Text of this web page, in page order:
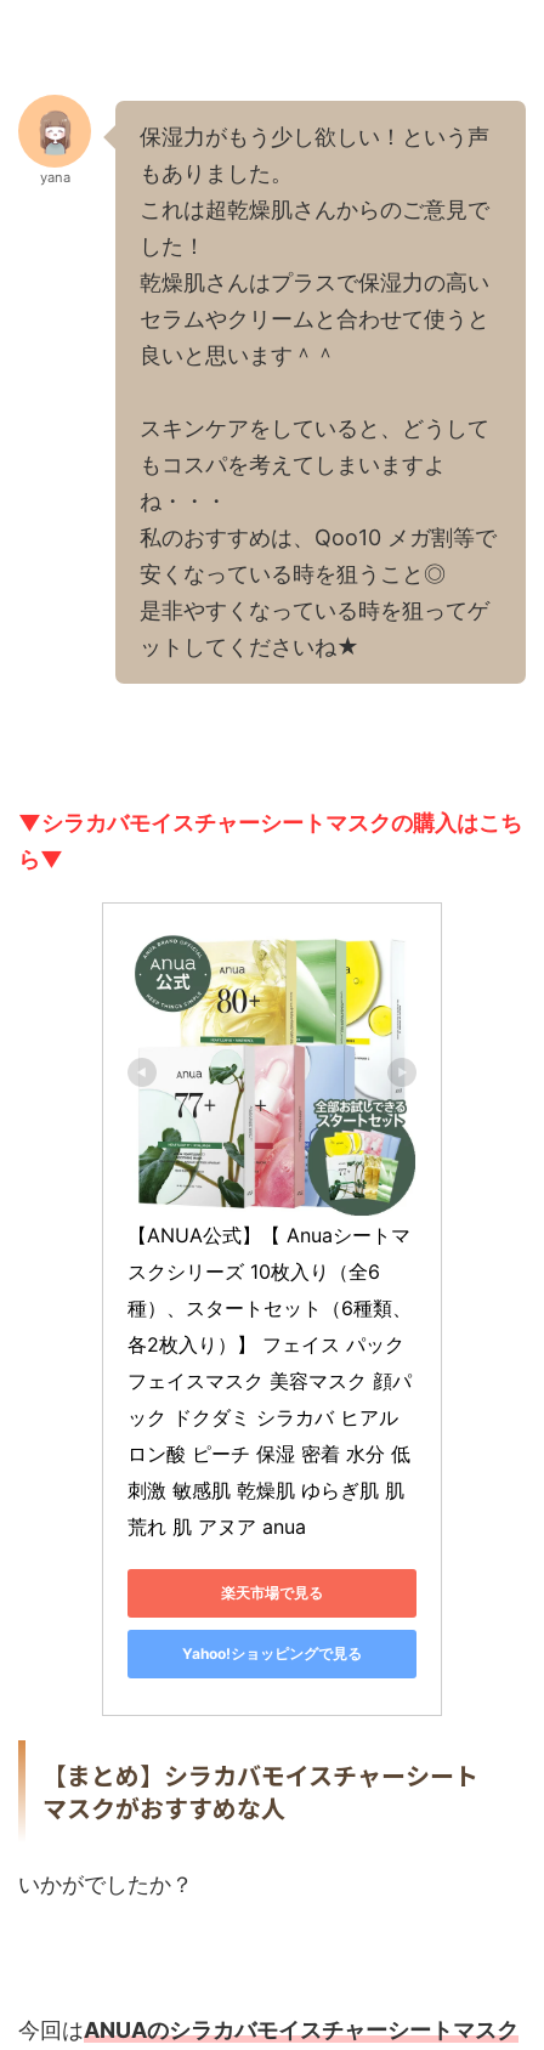
yana
保湿力がもう少し欲しい！という声
もありました。
これは超乾燥肌さんからのご意見で
した！
乾燥肌さんはプラスで保湿力の高い
セラムやクリームと合わせて使うと
良いと思います＾＾
スキンケアをしていると、どうして
もコスパを考えてしまいますよ
ね・・・
私のおすすめは、Qoo10 メガ割等で
安くなっている時を狙うこと◎
是非やすくなっている時を狙ってゲ
ットしてくださいね★
▼シラカバモイスチャーシートマスクの購入はこち
ら▼
【ANUA公式】【 Anuaシートマ
スクシリーズ 10枚入り（全6
種）、スタートセット（6種類、
各2枚入り）】 フェイス パック
フェイスマスク 美容マスク 顔パ
ック ドクダミ シラカバ ヒアル
ロン酸 ピーチ 保湿 密着 水分 低
刺激 敏感肌 乾燥肌 ゆらぎ肌 肌
荒れ 肌 アヌア anua
楽天市場で見る
Yahoo!ショッピングで見る
【まとめ】シラカバモイスチャーシート
マスクがおすすめな人
いかがでしたか？
今回はANUAのシラカバモイスチャーシートマスク